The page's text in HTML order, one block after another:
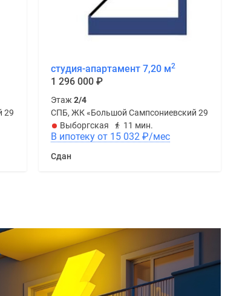
студия-апартамент 7,20 м2
1 296 000 ₽
Этаж2/4
СПБ, ЖК «Большой Сампсониевский 29Б»
Выборгская
11 мин.
В ипотеку от 15 032 ₽/мес
Сдан